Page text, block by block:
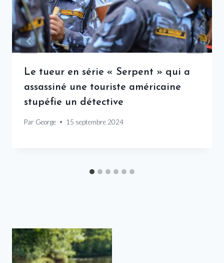
Le tueur en série « Serpent » qui a
assassiné une touriste américaine
stupéfie un détective
Par George 15 septembre 2024